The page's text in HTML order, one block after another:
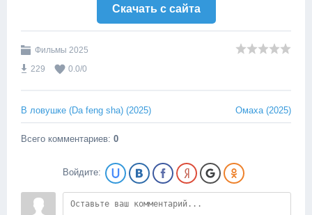
Скачать c сайта
Фильмы 2025
229
0.0/0
В ловушке (Da feng sha) (2025) Омаха (2025)
Всего комментариев: 0
Войдите: